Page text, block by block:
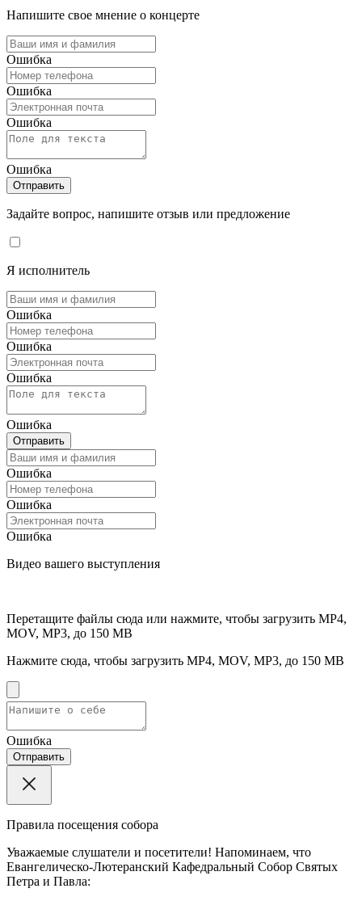
Напишите свое мнение о концерте
Ошибка
Ошибка
Ошибка
Ошибка
Отправить
Задайте вопрос, напишите отзыв или предложение
Я исполнитель
Ошибка
Ошибка
Ошибка
Ошибка
Отправить
Ошибка
Ошибка
Ошибка
Видео вашего выступления
Перетащите файлы сюда или нажмите, чтобы загрузить MP4,
MOV, MP3, до 150 MB
Нажмите сюда, чтобы загрузить MP4, MOV, MP3, до 150 MB
Ошибка
Отправить
Правила посещения собора
Уважаемые слушатели и посетители! Напоминаем, что
Евангелическо-Лютеранский Кафедральный Собор Святых
Петра и Павла: